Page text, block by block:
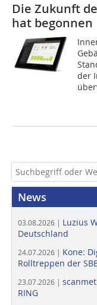
Die Zukunft
hat begonnen
der
News
03.08.2026 | Luzius
Deutschland
24.07.2026 | Kone:
Rolltreppen der
23.07.2026 |
RING